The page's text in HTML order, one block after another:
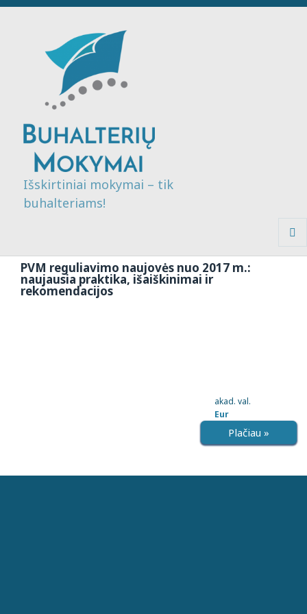
Išskirtiniai mokymai – tik
buhalteriams!
PVM reguliavimo naujovės nuo 2017 m.:
naujausia praktika, išaiškinimai ir
rekomendacijos
akad. val.
Eur
Plačiau »